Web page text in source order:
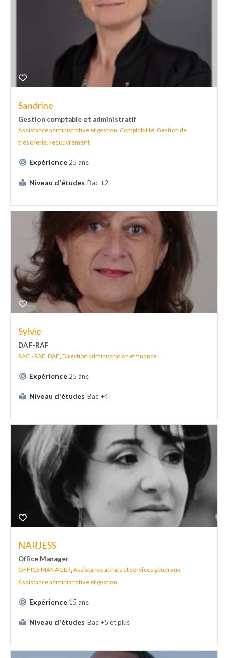
Sandrine
Gestion comptable et administratif
Assistance administrative et gestion Comptabilité Gestion de
trésorerie, recouvrement
Expérience 25 ans
Niveau d'études Bac +2
Sylvie
DAF-RAF
RAC - RAF, DAF, Direction administration et finance
Expérience 25 ans
Niveau d'études Bac +4
NARJESS
Office Manager
OFFICE MANAGER, Assistance achats et services généraux,
Assistance administrative et gestion
Expérience 15 ans
Niveau d'études Bac +5 et plus